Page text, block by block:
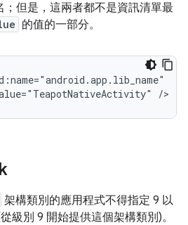
；但是，這兩者都不是資訊清單最
的值的一部分。
/>
架構類別的應用程式不得指定 9 以
級別 9 開始提供這個架構類別)。